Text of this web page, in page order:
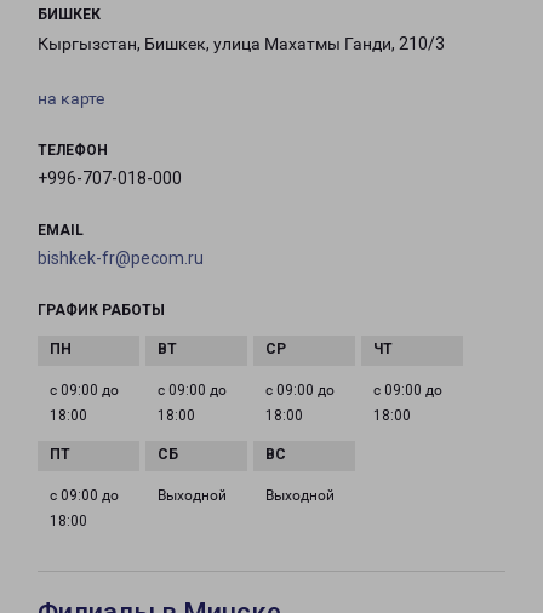
БИШКЕК
Кыргызстан, Бишкек, улица Махатмы Ганди, 210/3
на карте
ТЕЛЕФОН
+996-707-018-000
EMAIL
bishkek-fr@pecom.ru
ГРАФИК РАБОТЫ
с 09:00 до
18:00
с 09:00 до
18:00
с 09:00 до
18:00
с 09:00 до
18:00
с 09:00 до
18:00
Выходной Выходной